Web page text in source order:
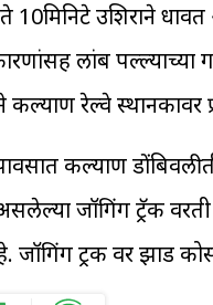
10मिनिटे उशिराने
लांब
रेल्वे स्थानकावर
कल्याण
जॉगिंग ट्रॅक वरती
ट्रक वर झाड